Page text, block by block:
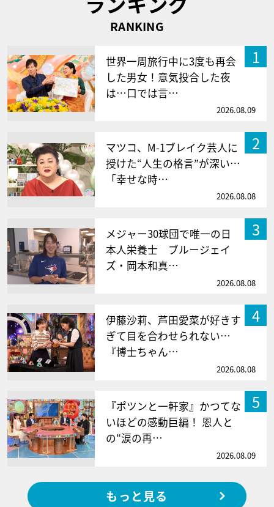
RANKING
1
世界一周旅行中に3度も再会
した男女！意気投合した夜
は…口では言…
2026.08.09
2
マツコ、M-1ブレイク芸人に
授けた“人生の格言”が深い…
「幸せな時…
2026.08.08
3
メジャー30球団で唯一の日
本人栄養士 ブルージェイ
ズ・岡本和真…
2026.08.08
4
伊藤沙莉、芦田愛菜が好きす
ぎて目を合わせられない…
『博士ちゃん…
2026.08.08
5
『ポツンと一軒家』かつてな
いほどの感動巨編！ 恩人と
の“涙の再…
2026.08.09
もっと見る